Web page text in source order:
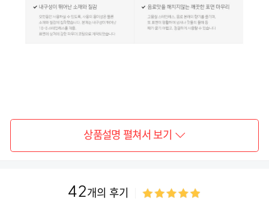
상품설명 펼쳐서 보기
42개의 후기